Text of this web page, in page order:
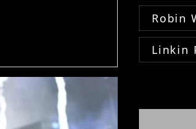
Robin
Linkin